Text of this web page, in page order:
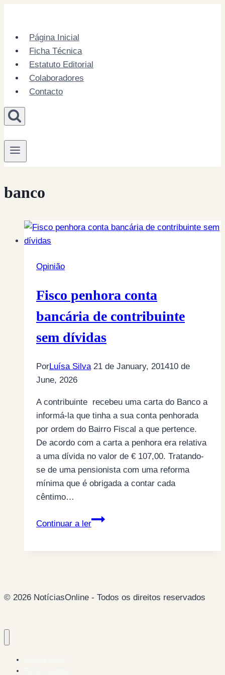
contentPágina Inicial
Ficha Técnica
Estatuto Editorial
Colaboradores
Contacto
banco
Opinião
Fisco penhora conta
bancária de contribuinte
sem dívidas
PorLuísa Silva 21 de January, 201410 de
June, 2026
A contribuinte recebeu uma carta do Banco a
informá-la que tinha a sua conta penhorada
por ordem do Bairro Fiscal a que pertence.
De acordo com a carta a penhora era relativa
a uma dívida no valor de € 107,00. Tratando-
se de uma pensionista com uma reforma
mínima que é obrigada a contar cada
cêntimo…
Continuar a ler
Fisco
sem
© 2026 NotíciasOnline - Todos os direitos reservados